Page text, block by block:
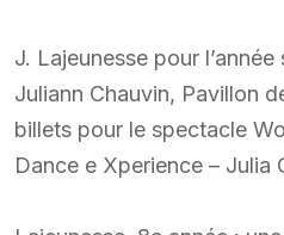
J. Lajeunesse pour
Juliann Chauvin, Pavillon
billets pour le spectacle
Dance e Xperience – Julia